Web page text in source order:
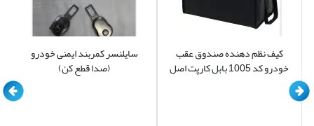
سایلنسر کمربند ایمنی خودرو
(صدا قطع کن)
کیف نظم دهنده صندوق عقب
خودرو کد 1005 بابل کارپت اصل